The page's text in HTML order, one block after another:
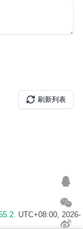
. UTC+08:00, 2026-